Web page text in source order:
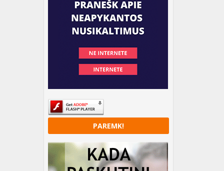
PAREMK!